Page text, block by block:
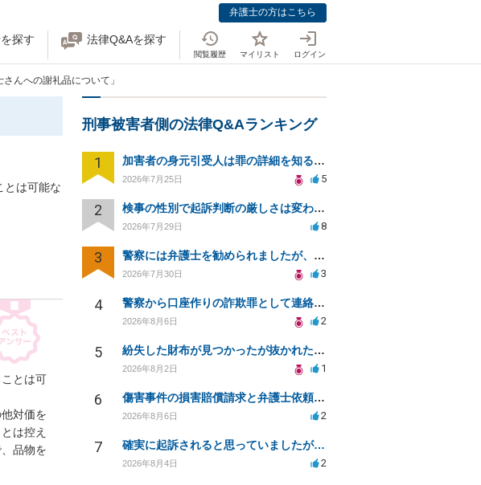
弁護士の方はこちら
探す 法律Q&Aを探す
閲覧履歴 マイリスト ログイン
んへの謝礼品について」
とは可能な
とは可
対価を
は控え
品物を
刑事被害者側の法律Q&Aランキング
1 加害者の身元引受人は罪の詳細を知ることができるか？
2026年7月25日 5
2 検事の性別で起訴判断の厳しさは変わるのか知りたい
2026年7月29日 8
3 警察には弁護士を勧められましたが、費用対効果で依頼をすることを躊躇しています。
2026年7月30日 3
4 警察から口座作りの詐欺罪として連絡が来ました。
2026年8月6日 2
5 紛失した財布が見つかったが抜かれた現金について
2026年8月2日 1
6 傷害事件の損害賠償請求と弁護士依頼の必要性について
2026年8月6日 2
7 確実に起訴されると思っていましたが…
2026年8月4日 2